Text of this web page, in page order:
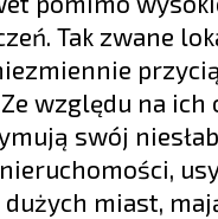
Tak zwane
względu na
swój
miast,